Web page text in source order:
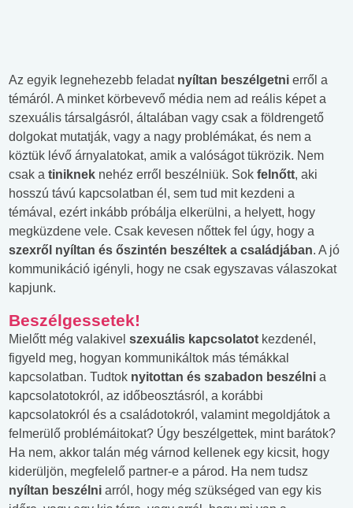
Az egyik legnehezebb feladat nyíltan beszélgetni erről a
témáról. A minket körbevevő média nem ad reális képet a
szexuális társalgásról, általában vagy csak a földrengető
dolgokat mutatják, vagy a nagy problémákat, és nem a
köztük lévő árnyalatokat, amik a valóságot tükrözik. Nem
csak a tiniknek nehéz erről beszélniük. Sok felnőtt, aki
hosszú távú kapcsolatban él, sem tud mit kezdeni a
témával, ezért inkább próbálja elkerülni, a helyett, hogy
megküzdene vele. Csak kevesen nőttek fel úgy, hogy a
szexről nyíltan és őszintén beszéltek a családjában. A jó
kommunikáció igényli, hogy ne csak egyszavas válaszokat
kapjunk.
Beszélgessetek!
Mielőtt még valakivel szexuális kapcsolatot kezdenél,
figyeld meg, hogyan kommunikáltok más témákkal
kapcsolatban. Tudtok nyitottan és szabadon beszélni a
kapcsolatotokról, az időbeosztásról, a korábbi
kapcsolatokról és a családotokról, valamint megoldjátok a
felmerülő problémáitokat? Úgy beszélgettek, mint barátok?
Ha nem, akkor talán még várnod kellenek egy kicsit, hogy
kiderüljön, megfelelő partner-e a párod. Ha nem tudsz
nyíltan beszélni arról, hogy még szükséged van egy kis